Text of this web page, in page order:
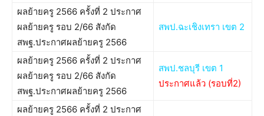
ผลย้ายครู 2566 ครั้งที่ 2 ประกาศ
ผลย้ายครู รอบ 2/66 สังกัด
สพฐ.ประกาศผลย้ายครู 2566
สพป.ฉะเชิงเทรา เขต 2
ผลย้ายครู 2566 ครั้งที่ 2 ประกาศ
ผลย้ายครู รอบ 2/66 สังกัด
สพฐ.ประกาศผลย้ายครู 2566
สพป.ชลบุรี เขต 1
ประกาศแล้ว (รอบที่2)
ผลย้ายครู 2566 ครั้งที่ 2 ประกาศ